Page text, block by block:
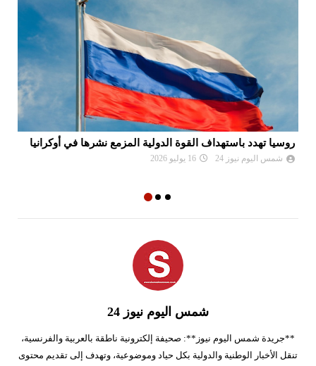
روسيا تهدد باستهداف القوة الدولية المزمع نشرها في أوكرانيا
شمس اليوم نيوز 24 16 يوليو 2026
شمس اليوم نيوز 24
**جريدة شمس اليوم نيوز**: صحيفة إلكترونية ناطقة بالعربية والفرنسية،
تنقل الأخبار الوطنية والدولية بكل حياد وموضوعية، وتهدف إلى تقديم محتوى